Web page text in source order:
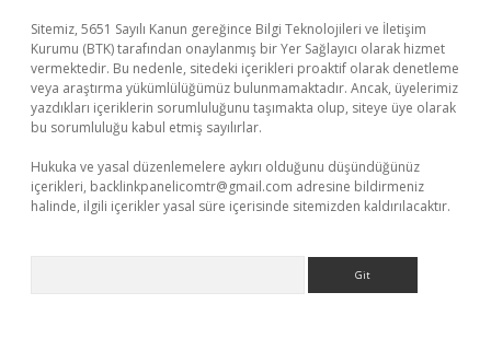
Sitemiz, 5651 Sayılı Kanun gereğince Bilgi Teknolojileri ve İletişim
Kurumu (BTK) tarafından onaylanmış bir Yer Sağlayıcı olarak hizmet
vermektedir. Bu nedenle, sitedeki içerikleri proaktif olarak denetleme
veya araştırma yükümlülüğümüz bulunmamaktadır. Ancak, üyelerimiz
yazdıkları içeriklerin sorumluluğunu taşımakta olup, siteye üye olarak
bu sorumluluğu kabul etmiş sayılırlar.
Hukuka ve yasal düzenlemelere aykırı olduğunu düşündüğünüz
içerikleri, backlinkpanelicomtr@gmail.com adresine bildirmeniz
halinde, ilgili içerikler yasal süre içerisinde sitemizden kaldırılacaktır.